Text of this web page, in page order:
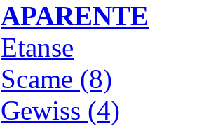
APARENTE
Etanse
Scame (8)
Gewiss (4)